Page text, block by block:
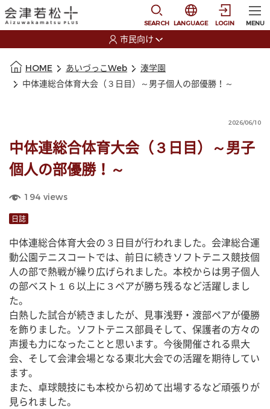
SEARCH
選択すると言語の切
LANGUAGE LOGIN MENU
市民向け
HOME あいづっこWeb
湊学園
中体連総合体育大会（３日目）～男子個人の部優勝！～
2026/06/10
中体連総合体育大会（３日目）～男子
個人の部優勝！～
194 views
日誌
中体連総合体育大会の３日目が行われました。会津総合運
動公園テニスコートでは、前日に続きソフトテニス競技個
人の部で熱戦が繰り広げられました。本校からは男子個人
の部ベスト１６以上に３ペアが勝ち残るなど活躍しまし
た。
白熱した試合が続きましたが、見事浅野・渡部ペアが優勝
を飾りました。ソフトテニス部員そして、保護者の方々の
声援も力になったことと思います。今後開催される県大
会、そして会津会場となる東北大会での活躍を期待してい
ます。
また、卓球競技にも本校から初めて出場するなど頑張りが
見られました。